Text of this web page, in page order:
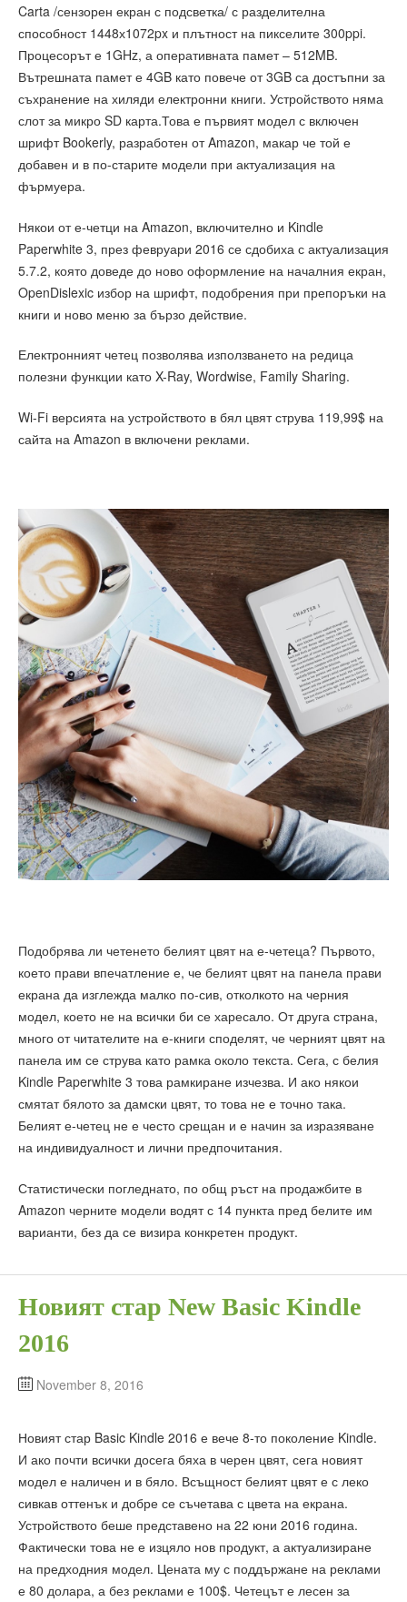
Carta /сензорен екран с подсветка/ с разделителна
способност 1448х1072px и плътност на пикселите 300ppi.
Процесорът е 1GHz, а оперативната памет – 512MB.
Вътрешната памет е 4GB като повече от 3GB са достъпни за
съхранение на хиляди електронни книги. Устройството няма
слот за микро SD карта.Това е първият модел с включен
шрифт Bookerly, разработен от Amazon, макар че той е
добавен и в по-старите модели при актуализация на
фърмуера.
Някои от е-четци на Amazon, включително и Kindle
Paperwhite 3, през февруари 2016 се сдобиха с актуализация
5.7.2, която доведе до ново оформление на началния екран,
OpenDislexic избор на шрифт, подобрения при препоръки на
книги и ново меню за бързо действие.
Електронният четец позволява използването на редица
полезни функции като X-Ray, Wordwise, Family Sharing.
Wi-Fi версията на устройството в бял цвят струва 119,99$ на
сайта на Amazon в включени реклами.
Подобрява ли четенето белият цвят на е-четеца? Първото,
което прави впечатление е, че белият цвят на панела прави
екрана да изглежда малко по-сив, отколкото на черния
модел, което не на всички би се харесало. От друга страна,
много от читателите на е-книги споделят, че черният цвят на
панела им се струва като рамка около текста. Сега, с белия
Kindle Paperwhite 3 това рамкиране изчезва. И ако някои
смятат бялото за дамски цвят, то това не е точно така.
Белият е-четец не е често срещан и е начин за изразяване
на индивидуалност и лични предпочитания.
Статистически погледнато, по общ ръст на продажбите в
Amazon черните модели водят с 14 пункта пред белите им
варианти, без да се визира конкретен продукт.
Новият стар New Basic Kindle
2016
November 8, 2016
Новият стар Basic Kindle 2016 е вече 8-то поколение Kindle.
И ако почти всички досега бяха в черен цвят, сега новият
модел е наличен и в бяло. Всъщност белият цвят е с леко
сивкав оттенък и добре се съчетава с цвета на екрана.
Устройството беше представено на 22 юни 2016 година.
Фактически това не е изцяло нов продукт, а актуализиране
на предходния модел. Цената му с поддържане на реклами
е 80 долара, а без реклами е 100$. Четецът е лесен за